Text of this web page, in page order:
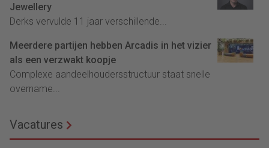
Jewellery
Derks vervulde 11 jaar verschillende...
Meerdere partijen hebben Arcadis in het vizier
als een verzwakt koopje
Complexe aandeelhoudersstructuur staat snelle
overname...
Vacatures